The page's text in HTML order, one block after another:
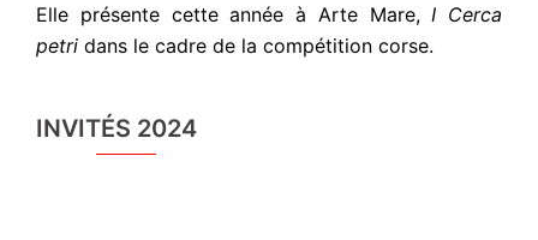
Elle présente cette année à Arte Mare,I Cerca
petri dans le cadre de la compétition corse.
INVITÉS 2024